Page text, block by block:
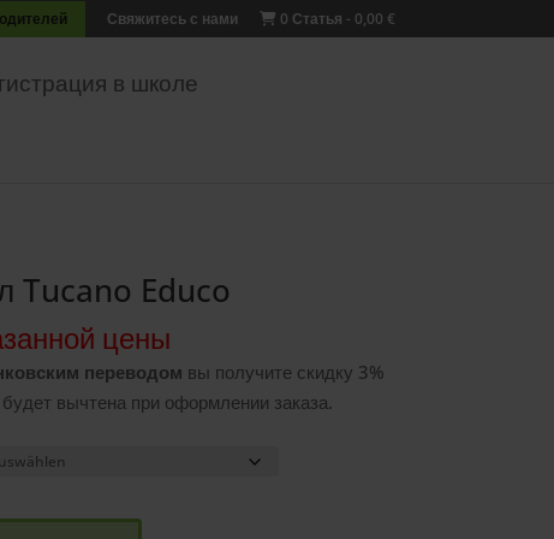
Свяжитесь с нами 0 Статья 0,00 €
в школе
Tucano Educo
цены
переводом вы получите скидку 3%
вычтена при оформлении заказа.